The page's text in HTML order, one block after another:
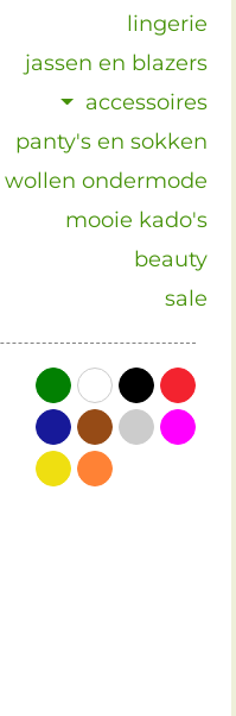
lingerie
jassen en blazers
accessoires
panty's en sokken
wollen ondermode
mooie kado's
beauty
sale
groenwit zwartrood
blauwbruingrijsroze
geeloranje